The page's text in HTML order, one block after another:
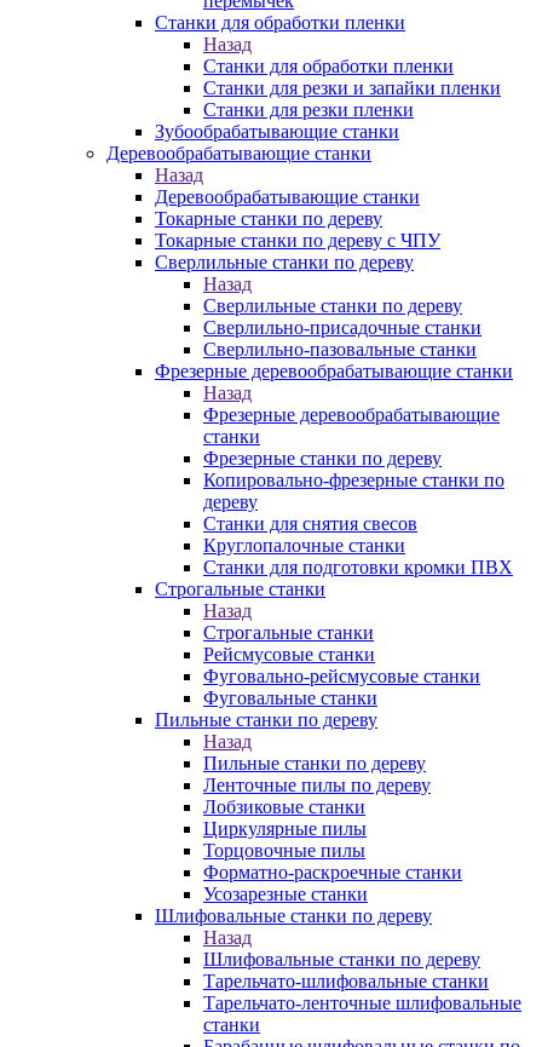
Станки для обработки пленки
Назад
Станки для обработки пленки
Станки для резки и запайки пленки
Станки для резки пленки
Зубообрабатывающие станки
Деревообрабатывающие станки
Назад
Деревообрабатывающие станки
Токарные станки по дереву
Токарные станки по дереву с ЧПУ
Сверлильные станки по дереву
Назад
Сверлильные станки по дереву
Сверлильно-присадочные станки
Сверлильно-пазовальные станки
Фрезерные деревообрабатывающие станки
Назад
Фрезерные деревообрабатывающие
станки
Фрезерные станки по дереву
Копировально-фрезерные станки по
дереву
Станки для снятия свесов
Круглопалочные станки
Станки для подготовки кромки ПВХ
Строгальные станки
Назад
Строгальные станки
Рейсмусовые станки
Фуговально-рейсмусовые станки
Фуговальные станки
Пильные станки по дереву
Назад
Пильные станки по дереву
Ленточные пилы по дереву
Лобзиковые станки
Циркулярные пилы
Торцовочные пилы
Форматно-раскроечные станки
Усозарезные станки
Шлифовальные станки по дереву
Назад
Шлифовальные станки по дереву
Тарельчато-шлифовальные станки
Тарельчато-ленточные шлифовальные
станки